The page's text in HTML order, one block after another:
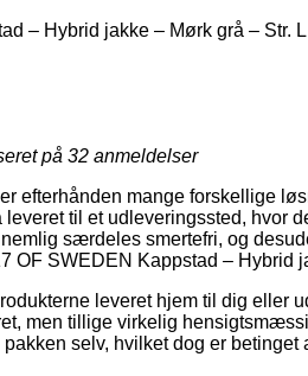
– Hybrid jakke – Mørk grå – Str. L
på 32 anmeldelser
efterhånden mange forskellige
til et udleveringssted, hvor
særdeles smertefri, og
OF SWEDEN Kappstad – Hybrid
leveret hjem til dig eller
men tillige virkelig
selv, hvilket dog er